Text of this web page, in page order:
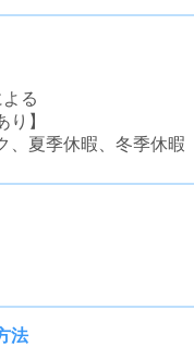
る
り】
、夏季休暇、冬季休暇
法